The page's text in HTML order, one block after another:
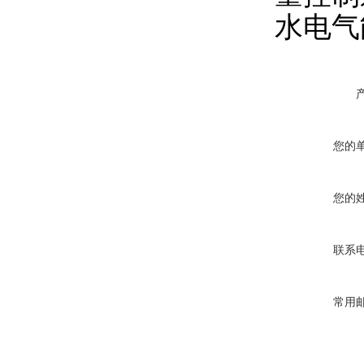
水电
您的
您的
联系
常用